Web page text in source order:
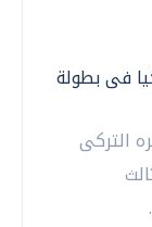
فى بطولة
التركى